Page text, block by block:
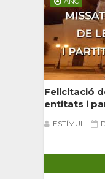
Felicitació
entitats i
ESTÍMUL